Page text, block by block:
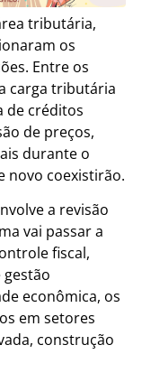
tributária,
os
Entre os
carga tributária
de créditos
de preços,
durante o
novo coexistirão.
a revisão
vai passar a
fiscal,
econômica, os
em setores
construção